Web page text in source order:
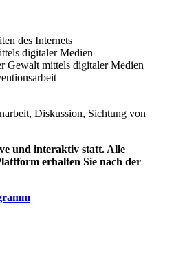
des Internets
digitaler Medien
Gewalt mittels digitaler Medien
Diskussion, Sichtung von
und interaktiv statt. Alle
erhalten Sie nach der